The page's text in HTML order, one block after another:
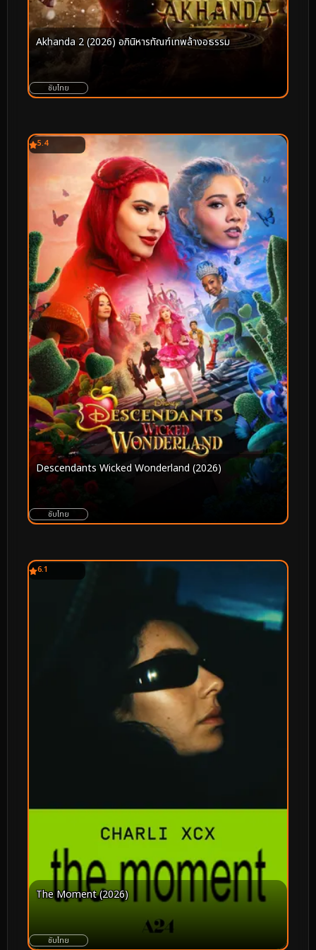
Akhanda 2 (2026) อภินิหารทัณฑ์เทพล้างอธรรม
ซับไทย
5.4
Descendants Wicked Wonderland (2026)
ซับไทย
6.1
The Moment (2026)
ซับไทย